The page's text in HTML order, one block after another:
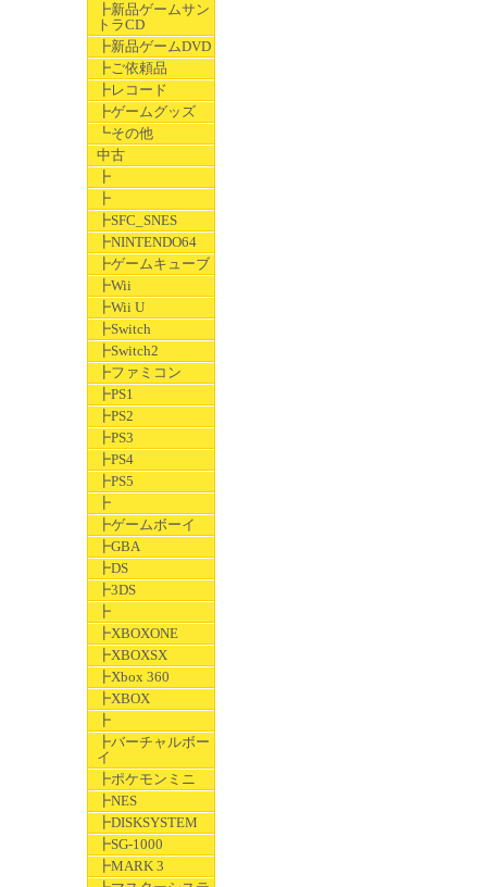
┣新品ゲームサン
トラCD
┣新品ゲームDVD
┣ご依頼品
┣レコード
┣ゲームグッズ
┗その他
中古
┣
┣
┣SFC_SNES
┣NINTENDO64
┣ゲームキューブ
┣Wii
┣Wii U
┣Switch
┣Switch2
┣ファミコン
┣PS1
┣PS2
┣PS3
┣PS4
┣PS5
┣
┣ゲームボーイ
┣GBA
┣DS
┣3DS
┣
┣XBOXONE
┣XBOXSX
┣Xbox 360
┣XBOX
┣
┣バーチャルボー
イ
┣ポケモンミニ
┣NES
┣DISKSYSTEM
┣SG-1000
┣MARK 3